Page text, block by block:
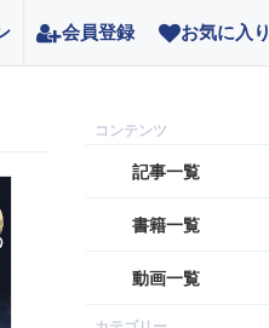
会員登録 お気に入り
記事一覧
書籍一覧
動画一覧